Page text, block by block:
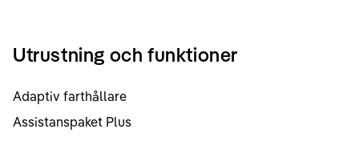
Utrustning och funktioner
Adaptiv farthållare
Assistanspaket Plus